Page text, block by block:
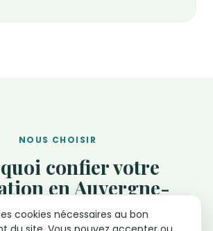
NOUS CHOISIR
confier votre
en Auvergne-
à Assistant Renov
cookies nécessaires au bon